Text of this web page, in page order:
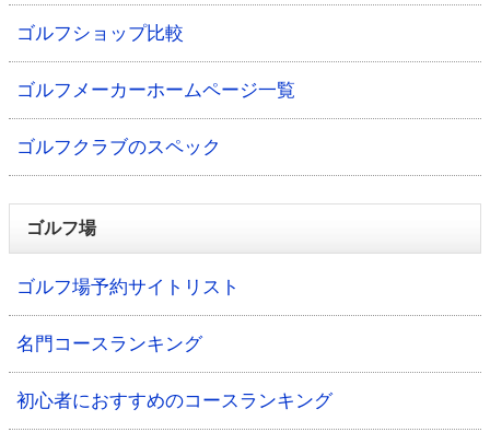
ゴルフショップ比較
ゴルフメーカーホームページ一覧
ゴルフクラブのスペック
ゴルフ場
ゴルフ場予約サイトリスト
名門コースランキング
初心者におすすめのコースランキング